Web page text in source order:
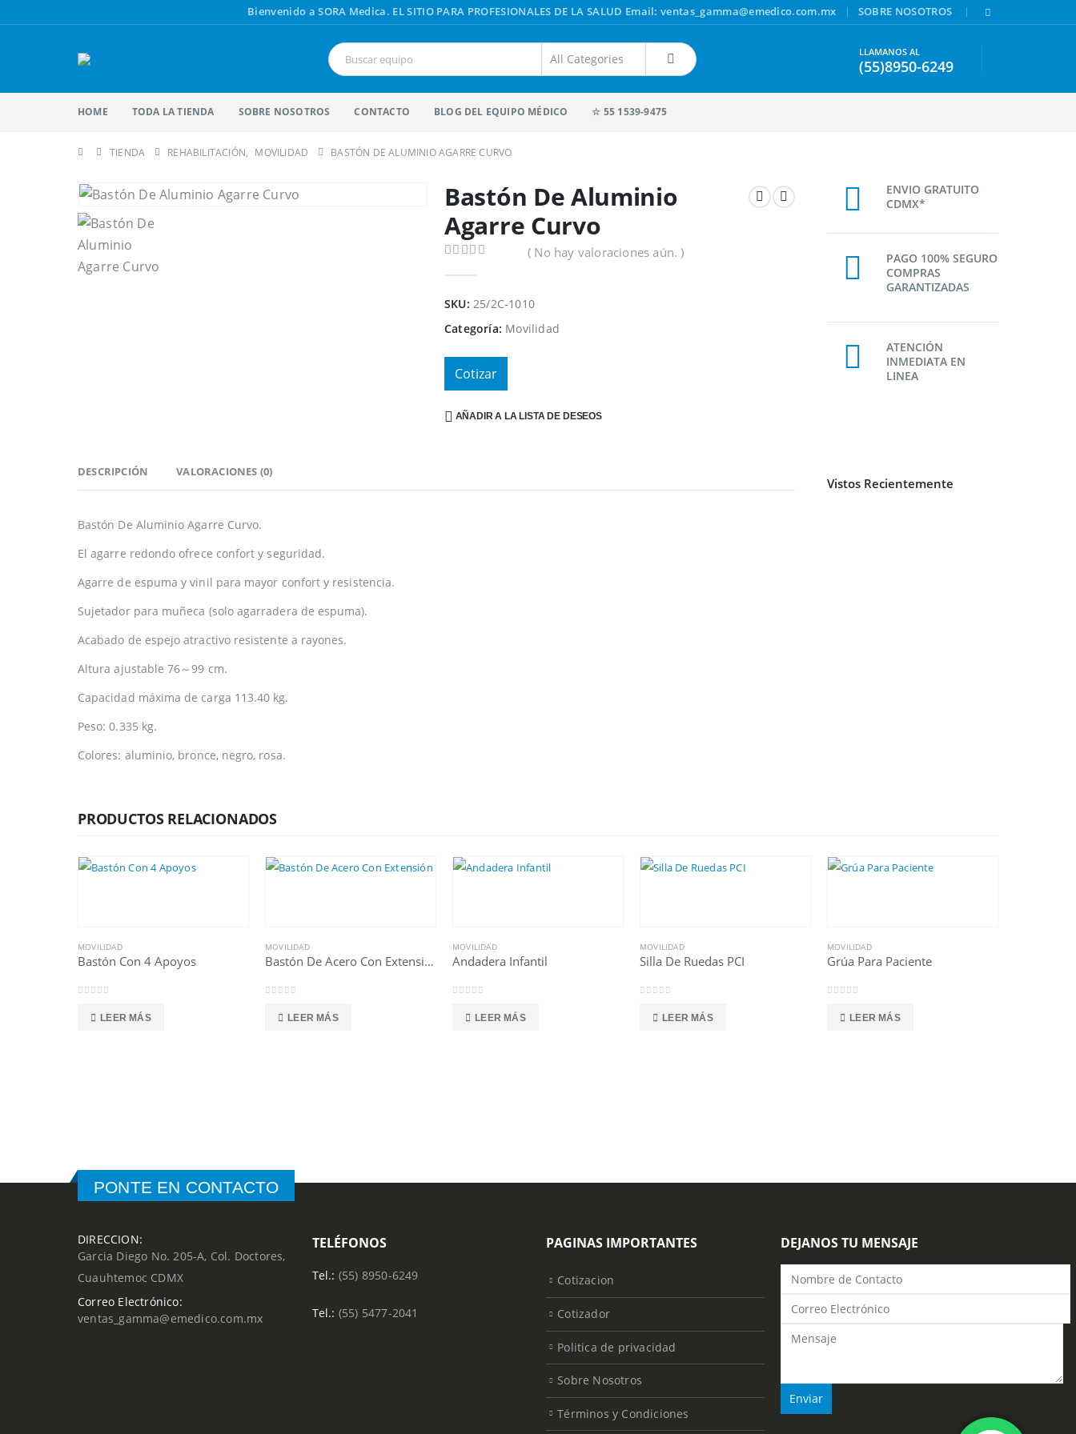
Bienvenido a SORA Medica. EL SITIO PARA PROFESIONALES DE LA SALUD Email: ventas_gamma@emedico.com.mx | SOBRE NOSOTROS |
LLAMANOS AL
(55)8950-6249
HOME TODA LA TIENDA SOBRE NOSOTROS CONTACTO BLOG DEL EQUIPO MÉDICO ☆ 55 1539-9475
TIENDA REHABILITACIÓN, MOVILIDAD BASTÓN DE ALUMINIO AGARRE CURVO
Bastón De Aluminio
Agarre Curvo
( No hay valoraciones aún. )
SKU: 25/2C-1010
Categoría: Movilidad
Cotizar
AÑADIR A LA LISTA DE DESEOS
DESCRIPCIÓN VALORACIONES (0)
Bastón De Aluminio Agarre Curvo.
El agarre redondo ofrece confort y seguridad.
Agarre de espuma y vinil para mayor confort y resistencia.
Sujetador para muñeca (solo agarradera de espuma).
Acabado de espejo atractivo resistente a rayones.
Altura ajustable 76～99 cm.
Capacidad máxima de carga 113.40 kg.
Peso: 0.335 kg.
Colores: aluminio, bronce, negro, rosa.
ENVIO GRATUITO
CDMX*
PAGO 100% SEGURO
COMPRAS
GARANTIZADAS
ATENCIÓN
INMEDIATA EN
LINEA
Vistos Recientemente
PRODUCTOS RELACIONADOS
MOVILIDAD
Bastón Con 4 Apoyos
LEER MÁS
MOVILIDAD
Bastón De Acero Con Extensión
LEER MÁS
MOVILIDAD
Andadera Infantil
LEER MÁS
MOVILIDAD
Silla De Ruedas PCI
LEER MÁS
MOVILIDAD
Grúa Para Paciente
LEER MÁS
PONTE EN CONTACTO
DIRECCION:
Garcia Diego No. 205-A, Col. Doctores,
Cuauhtemoc CDMX
Correo Electrónico:
ventas_gamma@emedico.com.mx
TELÉFONOS
Tel.: (55) 8950-6249
Tel.: (55) 5477-2041
PAGINAS IMPORTANTES
Cotizacion
Cotizador
Politica de privacidad
Sobre Nosotros
Términos y Condiciones
DEJANOS TU MENSAJE